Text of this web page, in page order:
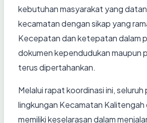
kebutuhan masyarakat yang
kecamatan dengan sikap yang
Kecepatan dan ketepatan dalam
dokumen kependudukan maupun
terus dipertahankan.
Melalui rapat koordinasi ini, seluruh
lingkungan Kecamatan Kalitengah
memiliki keselarasan dalam